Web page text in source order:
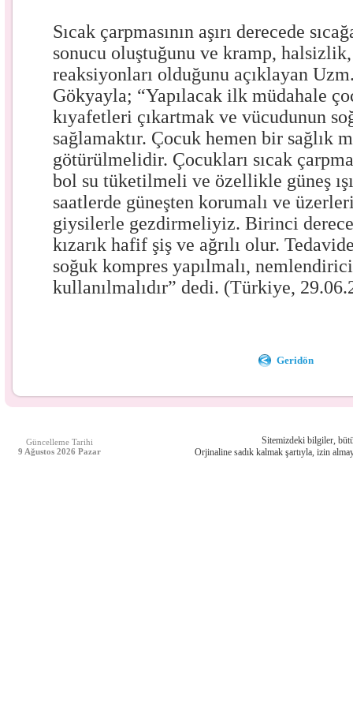
Sıcak çarpmasının aşırı derecede
sonucu oluştuğunu ve kramp,
reaksiyonları olduğunu açıklayan
Gökyayla; “Yapılacak ilk müdahale
kıyafetleri çıkartmak ve vücudunun
sağlamaktır. Çocuk hemen bir sağlık
götürülmelidir. Çocukları sıcak
bol su tüketilmeli ve özellikle güneş
saatlerde güneşten korumalı ve
giysilerle gezdirmeliyiz. Birinci
kızarık hafif şiş ve ağrılı olur.
soğuk kompres yapılmalı,
kullanılmalıdır” dedi. (Türkiye,
Geridön
Güncelleme Tarihi
9 Ağustos 2026 Pazar
Sitemizdeki bilgiler,
Orjinaline sadık kalmak şartıyla, izin